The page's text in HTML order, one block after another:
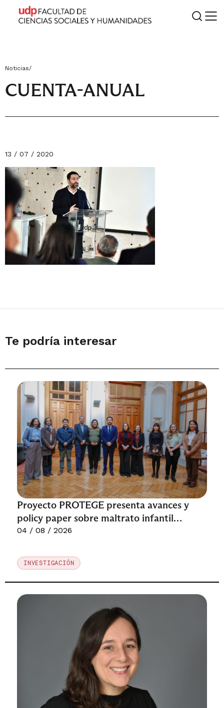
Noticias/
CUENTA-ANUAL
13 / 07 / 2020
Te podría interesar
Proyecto PROTEGE presenta avances y
policy paper sobre maltrato infantil
recurrente ante organismos públicos
04 / 08 / 2026
INVESTIGACIÓN